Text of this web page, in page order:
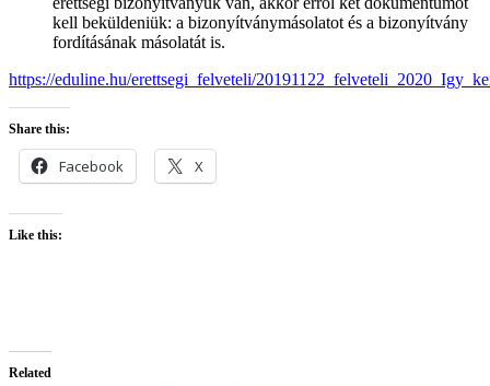
kell beküldeniük: a bizonyítványmásolatot és a bizonyítvány
fordításának másolatát is.
https://eduline.hu/erettsegi_felveteli/
Share this:
Facebook X
Like this:
Related